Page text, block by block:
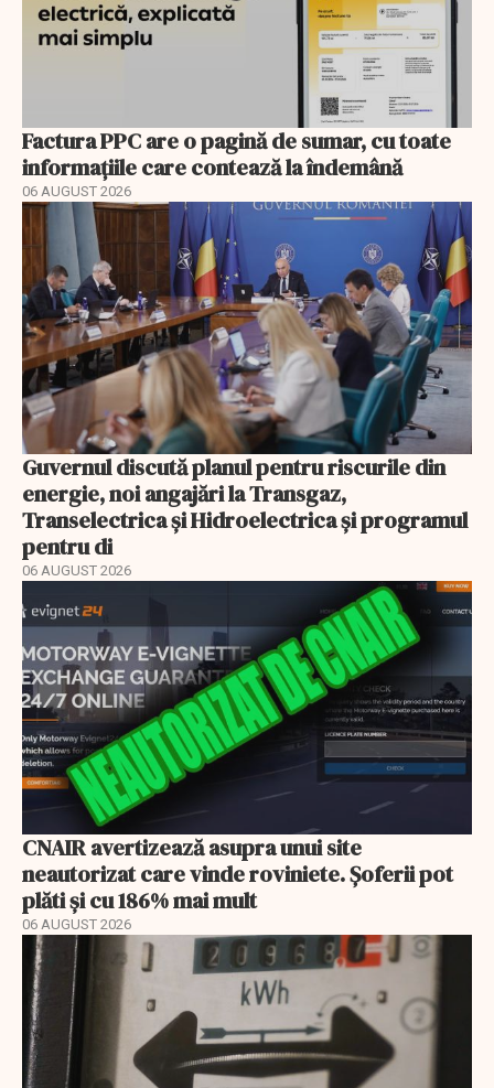
Factura PPC are o pagină de sumar, cu toate
informațiile care contează la îndemână
06 AUGUST 2026
Guvernul discută planul pentru riscurile din
energie, noi angajări la Transgaz,
Transelectrica și Hidroelectrica și programul
pentru di
06 AUGUST 2026
CNAIR avertizează asupra unui site
neautorizat care vinde roviniete. Șoferii pot
plăti și cu 186% mai mult
06 AUGUST 2026